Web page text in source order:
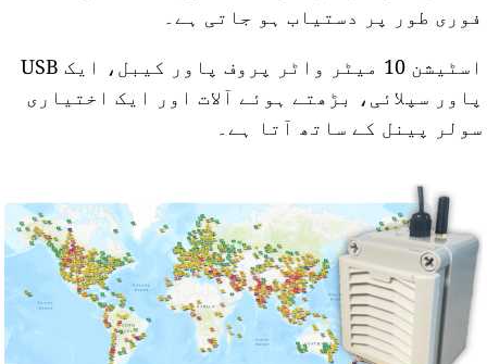
فوری طور پر دستیاب ہو جاتی ہے۔
اسٹیشن 10 میٹر واٹر پروف پاور کیبل، ایک USB
پاور سپلائی، بڑھتے ہوئے آلات اور ایک اختیاری
سولر پینل کے ساتھ آتا ہے۔